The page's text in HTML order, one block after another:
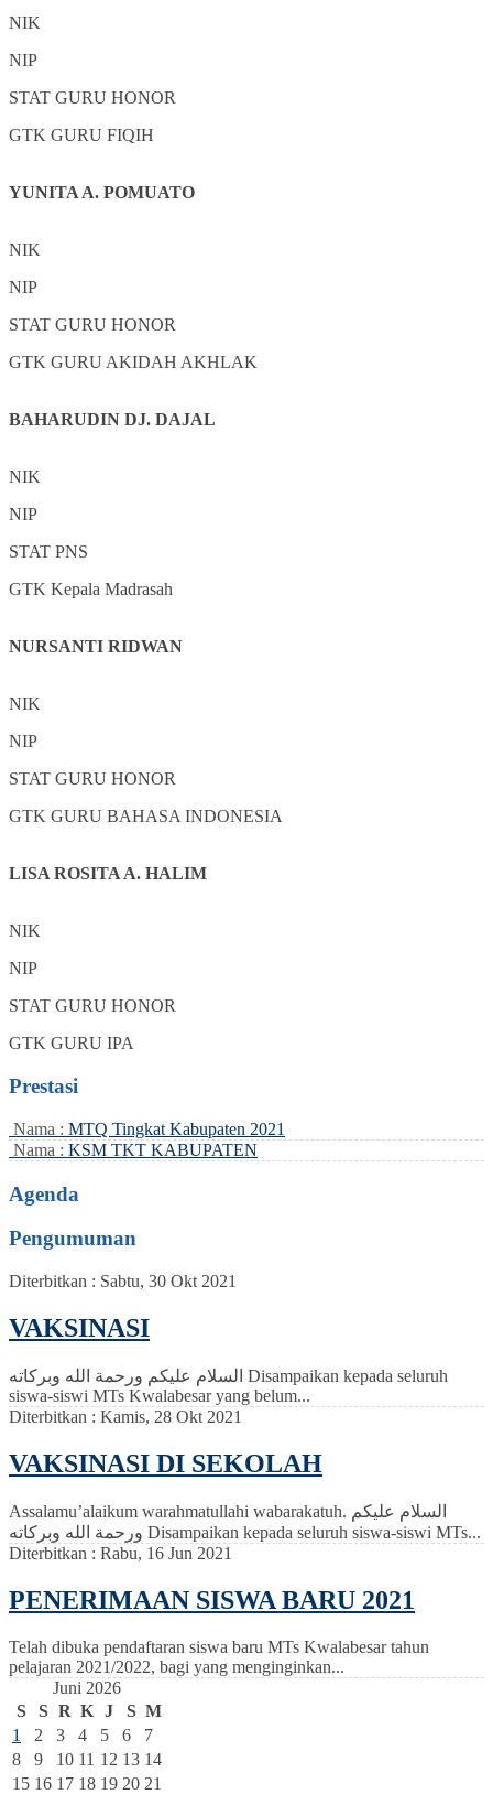
NIK
NIP
STAT GURU HONOR
GTK GURU FIQIH
YUNITA A. POMUATO
NIK
NIP
STAT GURU HONOR
GTK GURU AKIDAH AKHLAK
BAHARUDIN DJ. DAJAL
NIK
NIP
STAT PNS
GTK Kepala Madrasah
NURSANTI RIDWAN
NIK
NIP
STAT GURU HONOR
GTK GURU BAHASA INDONESIA
LISA ROSITA A. HALIM
NIK
NIP
STAT GURU HONOR
GTK GURU IPA
Prestasi
Nama : MTQ Tingkat Kabupaten 2021
Nama : KSM TKT KABUPATEN
Agenda
Pengumuman
Diterbitkan : Sabtu, 30 Okt 2021
VAKSINASI
السلام عليكم ورحمة الله وبركاته Disampaikan kepada seluruh
siswa-siswi MTs Kwalabesar yang belum...
Diterbitkan : Kamis, 28 Okt 2021
VAKSINASI DI SEKOLAH
Assalamu’alaikum warahmatullahi wabarakatuh. السلام عليكم
ورحمة الله وبركاته Disampaikan kepada seluruh siswa-siswi MTs...
Diterbitkan : Rabu, 16 Jun 2021
PENERIMAAN SISWA BARU 2021
Telah dibuka pendaftaran siswa baru MTs Kwalabesar tahun
pelajaran 2021/2022, bagi yang menginginkan...
Juni 2026
S
S R K J S M
1
2 3 4 5 6
7
8
9 10 11 12 13 14
15 16 17 18 19 20 21